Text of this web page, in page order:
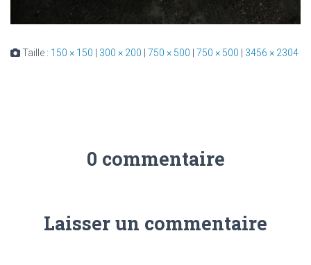
Taille : 150 × 150 300 × 200 750 × 500 750 × 500 3456 × 2304
0 commentaire
Laisser un commentaire